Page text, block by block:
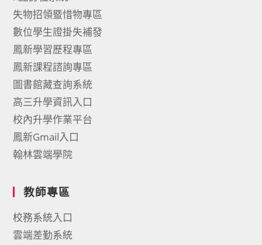
失物招領暨惜物專區
數位學生證掛失補發
鳳新學習歷程專區
鳳新課程諮詢專區
圖書館藏查詢系統
高三升學資訊入口
校內升學作業平台
鳳新Gmail入口
翰林雲端學院
教師專區
校務系統入口
雲端差勤系統